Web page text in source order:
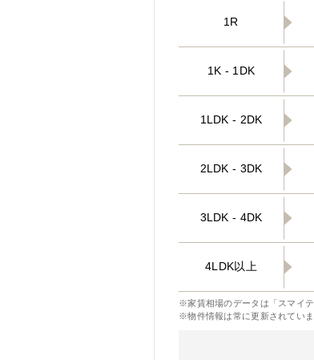
1R
1K - 1DK
1LDK - 2DK
2LDK - 3DK
3LDK - 4DK
4LDK以上
※家賃相場のデータは「スマイ
※物件情報は常に更新されてい